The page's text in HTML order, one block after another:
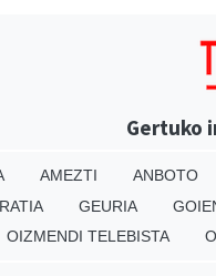
Gertuko
AMEZTI ANBOTO
GEURIA
OIZMENDI TELEBISTA